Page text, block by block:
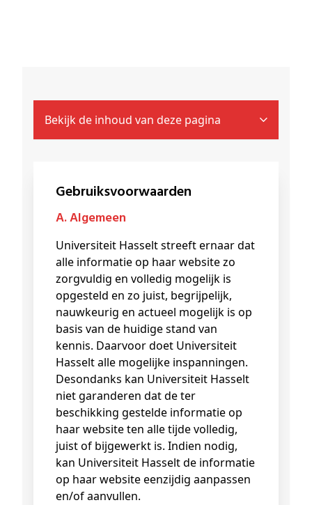
Bekijk de inhoud van deze pagina
Gebruiksvoorwaarden
a. Algemeen
Universiteit Hasselt streeft ernaar dat
alle informatie op haar website zo
zorgvuldig en volledig mogelijk is
opgesteld en zo juist, begrijpelijk,
nauwkeurig en actueel mogelijk is op
basis van de huidige stand van
kennis. Daarvoor doet Universiteit
Hasselt alle mogelijke inspanningen.
Desondanks kan Universiteit Hasselt
niet garanderen dat de ter
beschikking gestelde informatie op
haar website ten alle tijde volledig,
juist of bijgewerkt is. Indien nodig,
kan Universiteit Hasselt de informatie
op haar website eenzijdig aanpassen
en/of aanvullen.